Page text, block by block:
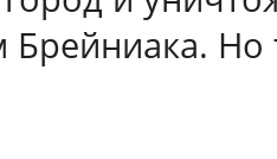
Но